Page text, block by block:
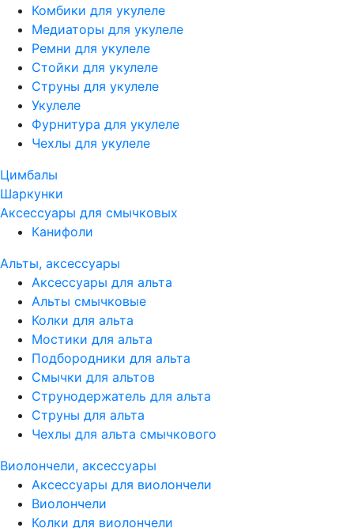
Комбики для укулеле
Медиаторы для укулеле
Ремни для укулеле
Стойки для укулеле
Струны для укулеле
Укулеле
Фурнитура для укулеле
Чехлы для укулеле
Цимбалы
Шаркунки
Аксессуары для смычковых
Канифоли
Альты, аксессуары
Аксессуары для альта
Альты смычковые
Колки для альта
Мостики для альта
Подбородники для альта
Смычки для альтов
Струнодержатель для альта
Струны для альта
Чехлы для альта смычкового
Виолончели, аксессуары
Аксессуары для виолончели
Виолончели
Колки для виолончели